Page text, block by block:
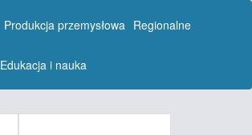
Produkcja przemysłowa Regionalne
Edukacja i nauka